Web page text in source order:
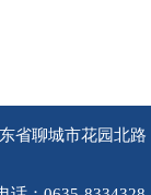
省聊城市花园北路